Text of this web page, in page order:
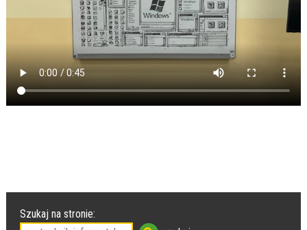
Szukaj na stronie: